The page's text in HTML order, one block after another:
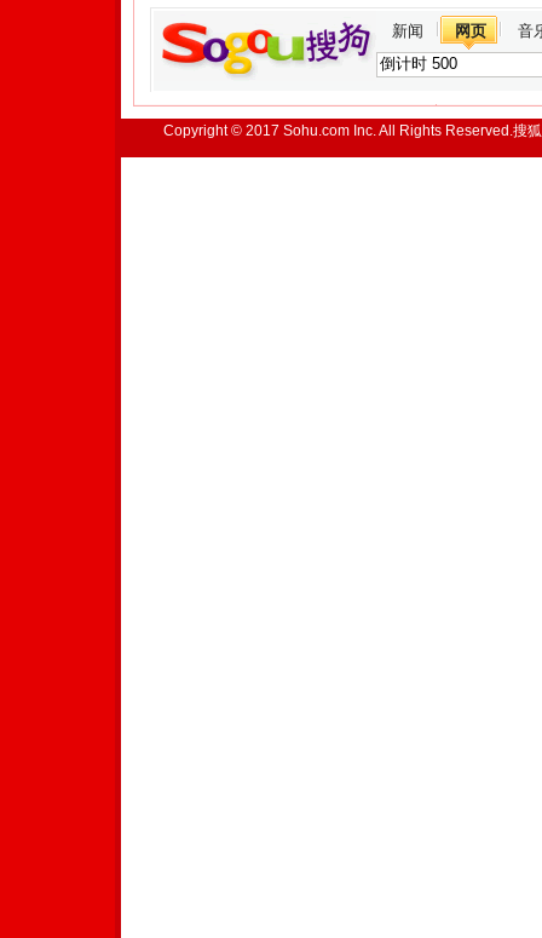
新闻 网页 音
Copyright © 2017 Sohu.com Inc. All Rights Reserved.搜